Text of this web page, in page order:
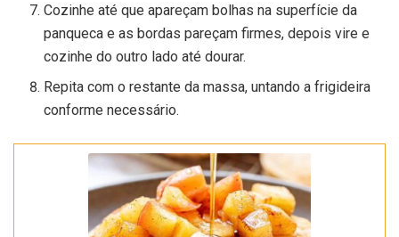
Cozinhe até que apareçam bolhas na superfície da
panqueca e as bordas pareçam firmes, depois vire e
cozinhe do outro lado até dourar.
Repita com o restante da massa, untando a frigideira
conforme necessário.